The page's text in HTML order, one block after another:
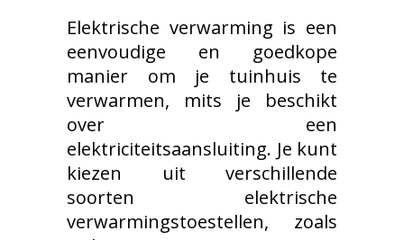
Elektrische verwarming is een
eenvoudige en goedkope
manier om je tuinhuis te
verwarmen, mits je beschikt
over een
elektriciteitsaansluiting. Je kunt
kiezen uit verschillende
soorten elektrische
verwarmingstoestellen, zoals